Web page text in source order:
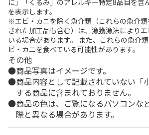
を表示します。
※エビ・カニを除く魚介類（これらの魚介
された加工品も含む）は、漁獲漁法により
いる場合があります。 また、これらの魚介
ビ・カニを食べている可能性があります。
その他
商品写真はイメージです。
商品内容として記載されていない「
する商品に含まれておりません。
商品の色は、ご覧になるパソコンな
際と異なる場合があります。